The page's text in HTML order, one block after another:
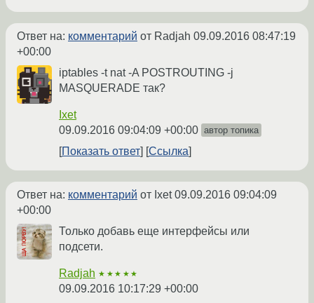
Ответ на: комментарий от Radjah 09.09.2016 08:47:19
+00:00
iptables -t nat -A POSTROUTING -j
MASQUERADE так?
Ixet
09.09.2016 09:04:09 +00:00 автор топика
Показать ответ Ссылка
Ответ на: комментарий от Ixet09.09.2016 09:04:09
+00:00
Только добавь еще интерфейсы или
подсети.
Radjah ★★★★★
09.09.2016 10:17:29 +00:00